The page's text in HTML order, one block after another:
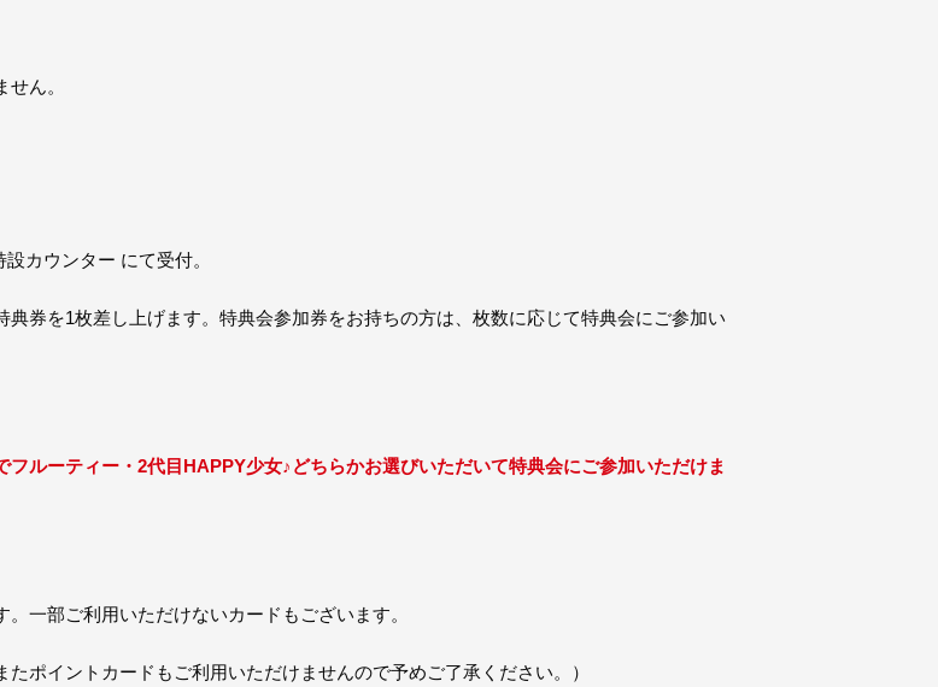
ん。
カウンター にて受付。
券を1枚差し上げます。特典会参加券をお持ちの方は、枚数に応じて特典会にご参加い
ルーティー・2代目HAPPY少女♪どちらかお選びいただいて特典会にご参加いただけま
一部ご利用いただけないカードもございます。
ポイントカードもご利用いただけませんので予めご了承ください。）